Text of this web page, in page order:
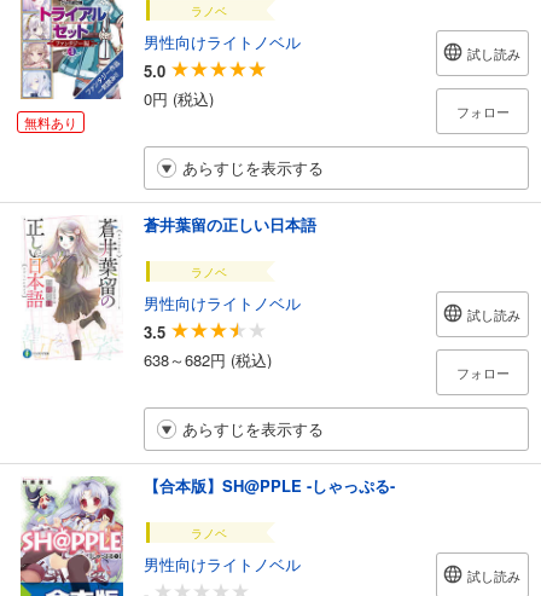
無料あり
ラノベ
男性向けライトノベル
5.0
0円 (税込)
試し読み
フォロー
あらすじを表示する
蒼井葉留の正しい日本語
ラノベ
男性向けライトノベル
3.5
638～682円 (税込)
試し読み
フォロー
あらすじを表示する
【合本版】SH@PPLE -しゃっぷる-
ラノベ
男性向けライトノベル
試し読み